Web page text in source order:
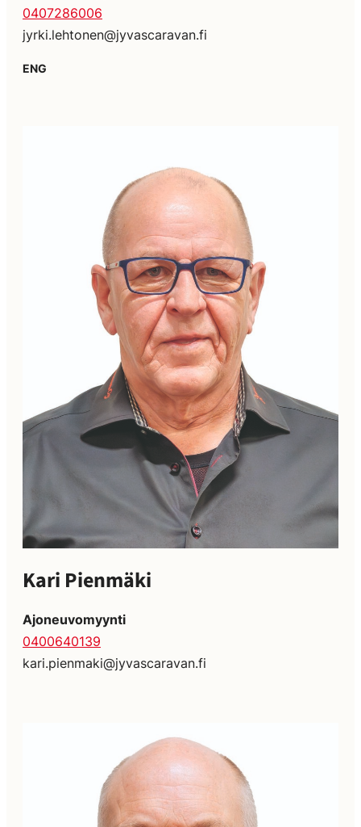
0407286006
jyrki.lehtonen@jyvascaravan.fi
ENG
Kari Pienmäki
Ajoneuvomyynti
0400640139
kari.pienmaki@jyvascaravan.fi